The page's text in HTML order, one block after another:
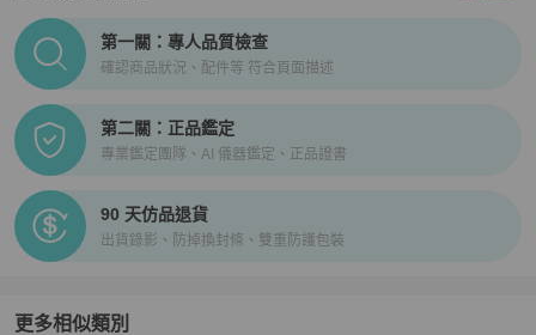
PopChill拍拍圈正品驗證、安心購檢驗流程介紹
第一關：專人品質檢查
確認商品狀況、配件等 符合頁面描述
第二關：正品鑑定
專業鑑定團隊、AI 儀器鑑定、正品證書
90 天仿品退貨
出貨錄影、防掉換封條、雙重防護包裝
更多相似類別